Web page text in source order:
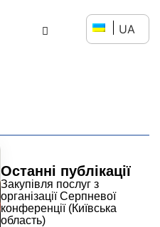
UA
Останні публікації
Закупівля послуг з
організації Серпневої
конференції (Київська
область)